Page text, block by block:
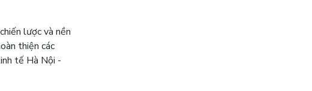
lược và nền
thiện các
tế Hà Nội -